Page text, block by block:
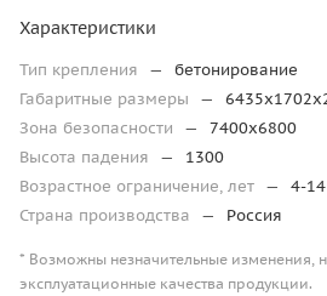
Характеристики
Тип крепления —
бетонирование
Габаритные размеры
—
Зона безопасности
—
7400х6800
Высота падения
—
1300
Возрастное ограничение, лет —
4-14
Страна производства
— Россия
* Возможны незначительные изменения,
эксплуатационные качества продукции.